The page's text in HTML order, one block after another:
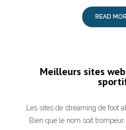
READ
Meilleurs sites
Les sites de streaming de foot
Bien que le nom soit